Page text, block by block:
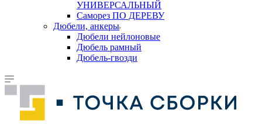
УНИВЕРСАЛЬНЫЙ
Саморез ПО ДЕРЕВУ
Дюбели, анкеры
Дюбели нейлоновые
Дюбель рамный
Дюбель-гвозди